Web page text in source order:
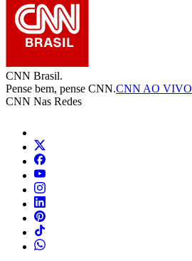
CNN Brasil.
Pense bem, pense CNN.CNN AO VIVO
CNN Nas Redes